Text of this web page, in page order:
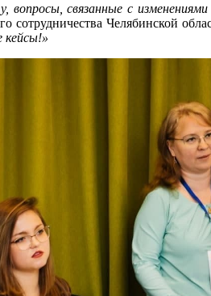
связанные с
сотрудничества Челябинской
кейсы!»